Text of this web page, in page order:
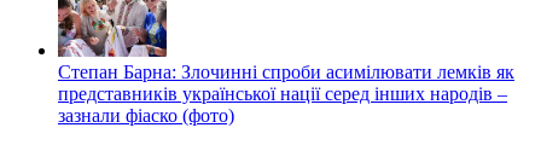
Степан Барна: Злочинні спроби асимілювати лемків як
представників української нації серед інших народів –
зазнали фіаско (фото)